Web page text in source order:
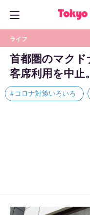
ライフ
首都圏のマクド
客席利用を中止
コロナ対策いろいろ